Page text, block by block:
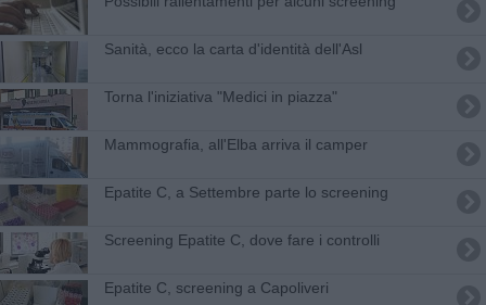
Sanità, ecco la carta d'identità dell'Asl
Torna l'iniziativa "Medici in piazza"
Mammografia, all'Elba arriva il camper
Epatite C, a Settembre parte lo screening
Screening Epatite C, dove fare i controlli
Epatite C, screening a Capoliveri